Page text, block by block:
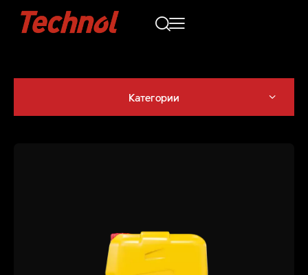
Категории